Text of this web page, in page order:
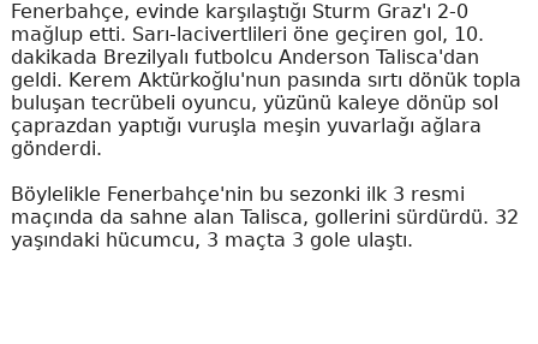
Fenerbahçe, evinde karşılaştığı Sturm Graz'ı 2-0
mağlup etti. Sarı-lacivertlileri öne geçiren gol, 10.
dakikada Brezilyalı futbolcu Anderson Talisca'dan
geldi. Kerem Aktürkoğlu'nun pasında sırtı dönük topla
buluşan tecrübeli oyuncu, yüzünü kaleye dönüp sol
çaprazdan yaptığı vuruşla meşin yuvarlağı ağlara
gönderdi.
Böylelikle Fenerbahçe'nin bu sezonki ilk 3 resmi
maçında da sahne alan Talisca, gollerini sürdürdü. 32
yaşındaki hücumcu, 3 maçta 3 gole ulaştı.